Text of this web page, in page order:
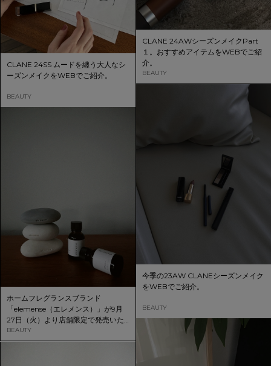
CLANE 24AWシーズンメイクPart
１。おすすめアイテムをWEBでご紹
介。
BEAUTY
CLANE 24SS ムードを纏う大人なシ
ーズンメイクをWEBでご紹介。
BEAUTY
今季の23AW CLANEシーズンメイク
をWEBでご紹介。
BEAUTY
ホームフレグランスブランド
「elemense（エレメンス）」が9月
27日（火）より店舗限定で発売いた
します。
BEAUTY